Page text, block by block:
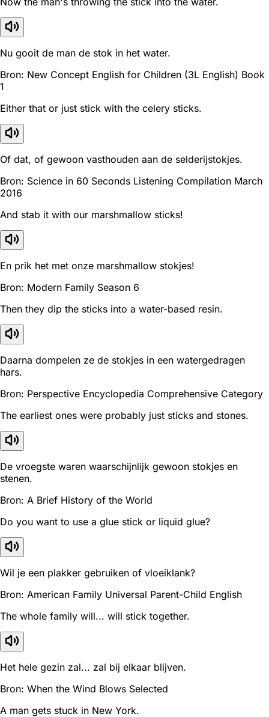
Nu gooit de man de stok in het water.
Bron: New Concept English for Children (3L English) Book
1
Either that or just stick with the celery sticks.
Of dat, of gewoon vasthouden aan de selderijstokjes.
Bron: Science in 60 Seconds Listening Compilation March
2016
And stab it with our marshmallow sticks!
En prik het met onze marshmallow stokjes!
Bron: Modern Family Season 6
Then they dip the sticks into a water-based resin.
Daarna dompelen ze de stokjes in een watergedragen
hars.
Bron: Perspective Encyclopedia Comprehensive Category
The earliest ones were probably just sticks and stones.
De vroegste waren waarschijnlijk gewoon stokjes en
stenen.
Bron: A Brief History of the World
Do you want to use a glue stick or liquid glue?
Wil je een plakker gebruiken of vloeiklank?
Bron: American Family Universal Parent-Child English
The whole family will... will stick together.
Het hele gezin zal... zal bij elkaar blijven.
Bron: When the Wind Blows Selected
A man gets stuck in New York.